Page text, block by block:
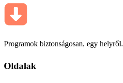
Programok biztonságosan, egy helyről.
Oldalak